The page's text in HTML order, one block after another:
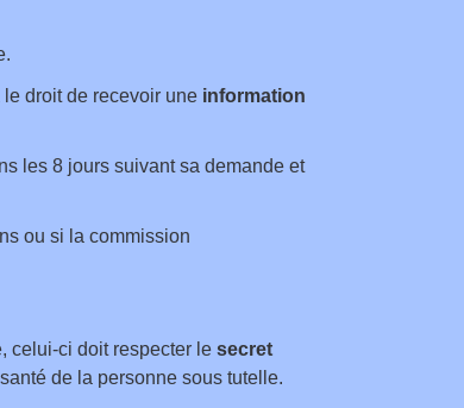
droit de recevoir une information
les 8 jours suivant sa demande et
ou si la commission
celui-ci doit respecter le secret
de la personne sous tutelle.